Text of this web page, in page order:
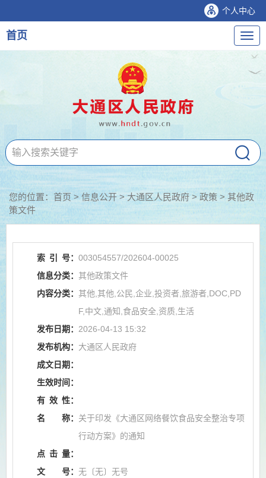
个人中心
导
航
首页
您的位置： 首页>信息公开> 大通区人民政府> 政策 > 其他政
策文件
索 引 号： 003054557/202604-00025
信息分类： 其他政策文件
内容分类： 其他,其他,公民,企业,投资者,旅游者,DOC,PD
F,中文,通知,食品安全,资质,生活
发布日期： 2026-04-13 15:32
发布机构： 大通区人民政府
成文日期：
生效时间：
有 效 性：
名
称： 关于印发《大通区网络餐饮食品安全整治专项
行动方案》的通知
点 击 量：
文
号： 无〔无〕无号